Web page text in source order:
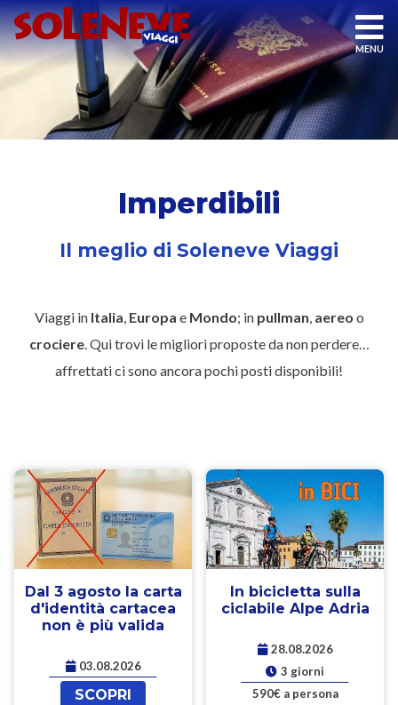
Imperdibili
Il meglio di Soleneve Viaggi
Viaggi in Italia Europa e Mondo; in pullman aereo o
crociere. Qui trovi le migliori proposte da non perdere…
affrettati ci sono ancora pochi posti disponibili!
Dal 3 agosto la carta
d'identità cartacea
non è più valida
03.08.2026
SCOPRI
In bicicletta sulla
ciclabile Alpe Adria
28.08.2026
3 giorni
590€ a persona